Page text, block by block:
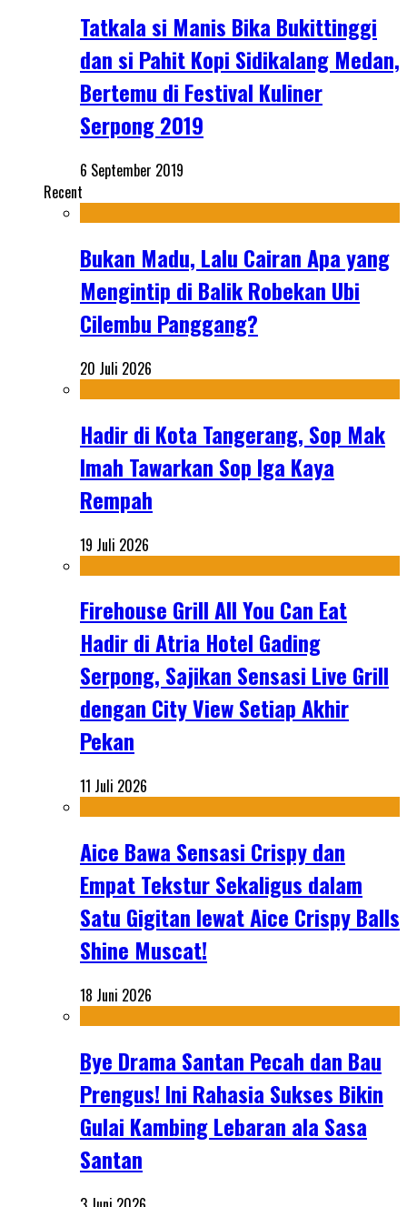
Tatkala si Manis Bika Bukittinggi
dan si Pahit Kopi Sidikalang Medan,
Bertemu di Festival Kuliner
Serpong 2019
6 September 2019
Recent
Bukan Madu, Lalu Cairan Apa yang
Mengintip di Balik Robekan Ubi
Cilembu Panggang?
20 Juli 2026
Hadir di Kota Tangerang, Sop Mak
Imah Tawarkan Sop Iga Kaya
Rempah
19 Juli 2026
Firehouse Grill All You Can Eat
Hadir di Atria Hotel Gading
Serpong, Sajikan Sensasi Live Grill
dengan City View Setiap Akhir
Pekan
11 Juli 2026
Aice Bawa Sensasi Crispy dan
Empat Tekstur Sekaligus dalam
Satu Gigitan lewat Aice Crispy Balls
Shine Muscat!
18 Juni 2026
Bye Drama Santan Pecah dan Bau
Prengus! Ini Rahasia Sukses Bikin
Gulai Kambing Lebaran ala Sasa
Santan